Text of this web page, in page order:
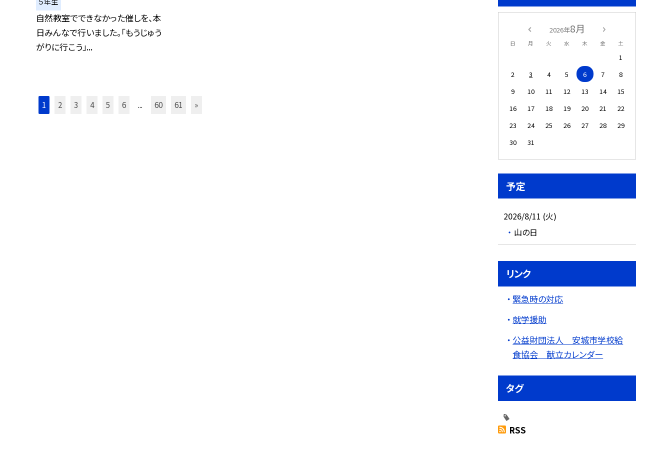
自然教室でできなかった催しを、本
日みんなで行いました。「もうじゅう
がりに行こう」...
1 2 3 4 5 6 ... 60 61 »
2026年8月
日 月 火 水 木 金 土
1
2
3 4 5 6 7
8
9
10 11 12 13 14
15
16
17 18 19 20 21
22
23
24 25 26 27 28
29
30
31
予定
2026/8/11 (火)
山の日
リンク
緊急時の対応
就学援助
公益財団法人 安城市学校給
食協会 献立カレンダー
タグ
RSS